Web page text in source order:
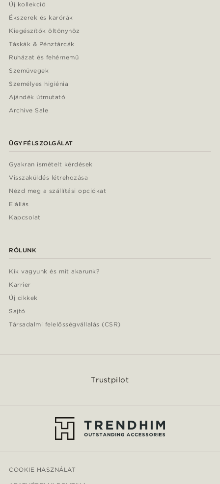
Új kollekció
Ékszerek és karórák
Kiegészítők öltönyhöz
Táskák & Pénztárcák
Ruházat és fehérnemű
Szemüvegek
Személyes higiénia
Ajándék útmutató
Archive Sale
ÜGYFÉLSZOLGÁLAT
Gyakran ismételt kérdések
Visszaküldés létrehozása
Nézd meg a szállítási opciókat
Elállás
Kapcsolat
RÓLUNK
Kik vagyunk és mit akarunk?
Karrier
Új cikkek
Sajtó
Társadalmi felelősségvállalás (CSR)
Trustpilot
COOKIE HASZNÁLAT